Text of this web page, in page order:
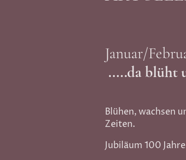
Januar/
.....da blüht
Blühen, wachsen
Zeiten.
Jubiläum 100